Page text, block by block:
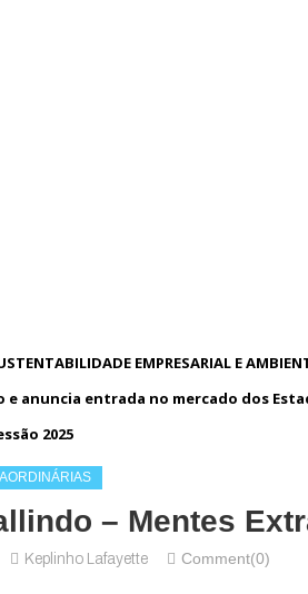
EMPRESARIAL E
e anuncia entrada no mercado dos
2025
– Mentes
Keplinho Lafayette Comment(0)